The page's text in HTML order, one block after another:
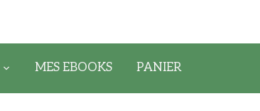
MES EBOOKS PANIER